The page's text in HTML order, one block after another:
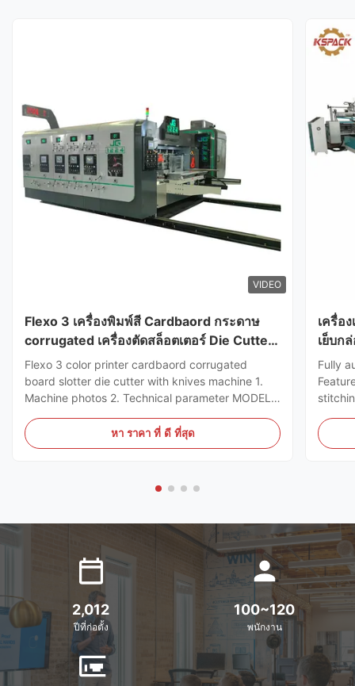
VIDEO
Flexo 3 เครื่องพิมพ์สี Cardbaord กระดาษ
corrugated เครื่องตัดสล็อตเตอร์ Die Cutter
กับมีด
Flexo 3 color printer cardbaord corrugated
board slotter die cutter with knives machine 1.
Machine photos 2. Technical parameter MODEL
COLOR 4 COLOR MNACHINE SIZE WALL BOARD
TO WALL BOARD SIZE
หา ราคา ที่ ดี ที่สุด
เครื่อ
เย็บก
Fully
the
can
2,012
ปีที่ก่อตั้ง
100~120
พนักงาน